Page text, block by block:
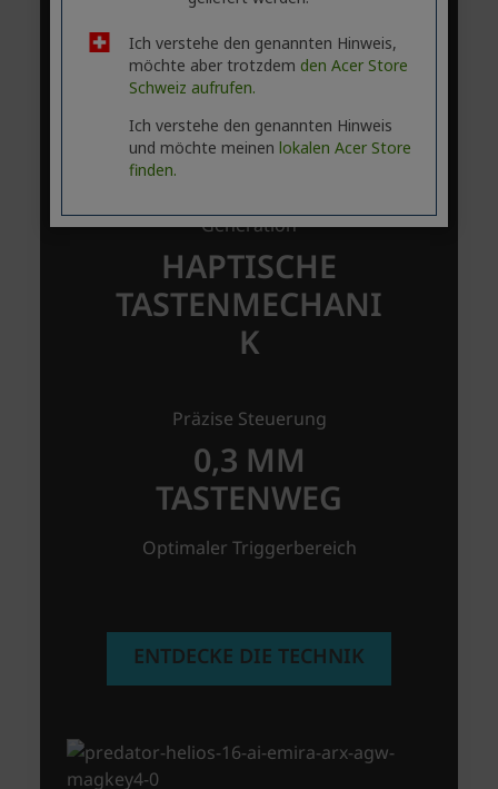
Ich verstehe den genannten Hinweis,
möchte aber trotzdem den Acer Store
Schweiz aufrufen.
Ich verstehe den genannten Hinweis
und möchte meinen lokalen Acer Store
finden.